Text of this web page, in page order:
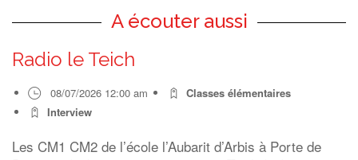
A écouter aussi
Radio le Teich
08/07/2026 12:00 am
Classes élémentaires
Interview
Les CM1 CM2 de l’école l’Aubarit d’Arbis à Porte de